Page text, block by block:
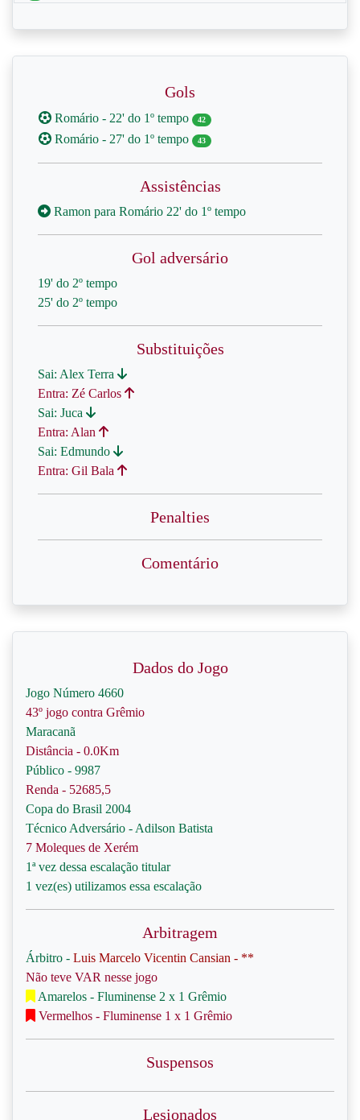
Gols
Romário - 22' do 1º tempo 42
Romário - 27' do 1º tempo 43
Assistências
Ramon para Romário 22' do 1º tempo
Gol adversário
19' do 2º tempo
25' do 2º tempo
Substituições
Sai: Alex Terra
Entra: Zé Carlos
Sai: Juca
Entra: Alan
Sai: Edmundo
Entra: Gil Bala
Penalties
Comentário
Dados do Jogo
Jogo Número 4660
43º jogo contra Grêmio
Maracanã
Distância - 0.0Km
Público - 9987
Renda - 52685,5
Copa do Brasil 2004
Técnico Adversário - Adilson Batista
7 Moleques de Xerém
1ª vez dessa escalação titular
1 vez(es) utilizamos essa escalação
Arbitragem
Árbitro - Luis Marcelo Vicentin Cansian - **
Não teve VAR nesse jogo
Amarelos - Fluminense 2 x 1 Grêmio
Vermelhos - Fluminense 1 x 1 Grêmio
Suspensos
Lesionados